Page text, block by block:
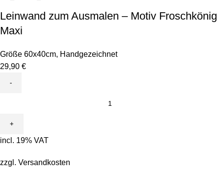
Leinwand zum Ausmalen – Motiv Froschkönig
Maxi
Größe 60x40cm, Handgezeichnet
29,90 €
Ausmalen
-
Froschkönig
incl. 19% VAT
zzgl. Versandkosten